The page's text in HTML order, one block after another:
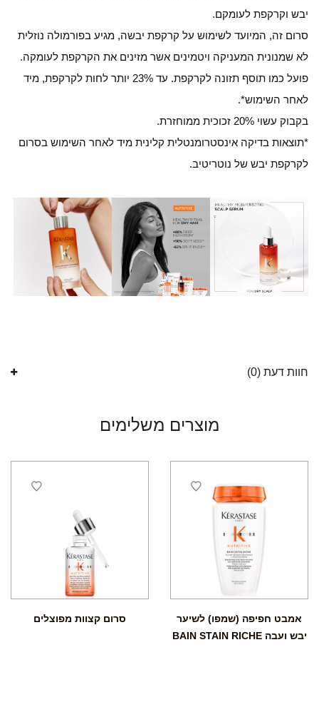
יבש וקרקפת לעומקם.
סרום זה, המיועד לשימוש על קרקפת יבשה, מגיע בפורמולה נוזלית
לא שמנונית המעניקה ויטמינים אשר מזינים את הקרקפת לעומקה.
פועל כמו תוסף תזונה לקרקפת. עד 23% יותר לחות לקרקפת, מיד
לאחר השימוש*.
בקבוק עשוי 20% זכוכית ממוחזרת.
*תוצאות בדיקה אינסטרומנטלית קלינית מיד לאחר השימוש בסרום
לקרקפת יבש של נוטריטיב.
חוות דעת (0)
מוצרים משלימים
אמבט חפיפה (שמפו) לשיער
יבש ועבה BAIN STAIN RICHE
סרום קצוות מפוצלים